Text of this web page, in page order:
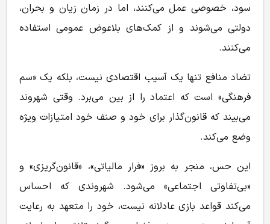
سود، خصوصی عمل می‌کنند، اما در زمان زیان و بحران،
دولتی می‌شوند و از کمک‌های بلاعوض عمومی استفاده
می‌کنند.
تضاد منافع تنها یک آسیب اقتصادی نیست، بلکه یک «سم
فرهنگی» است که اعتماد را از بین می‌برد. وقتی شهروند
می‌بیند که قانون‌گذار برای خود و صنف خود امتیازات ویژه
وضع می‌کند.
این حس، منجر به بروز «فرار مالیاتی»، «قانون‌گریزی» و
«بی‌تفاوتی اجتماعی» می‌شود. شهروندی که احساس
می‌کند قواعد بازی عادلانه نیست، خود را متعهد به رعایت